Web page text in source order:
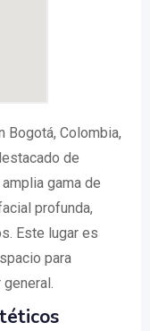
Bogotá, Colombia,
de
gama de
profunda,
Este lugar es
para